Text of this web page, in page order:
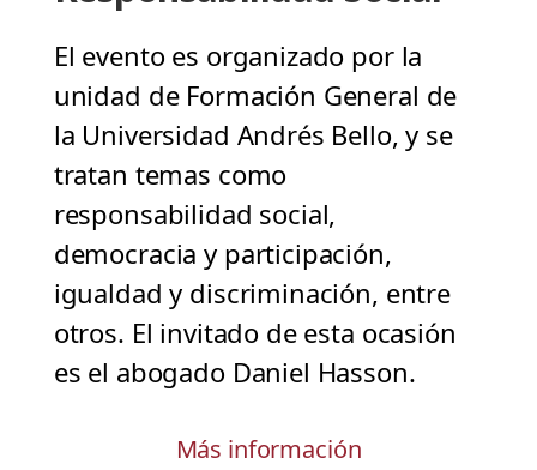
El evento es organizado por la
unidad de Formación General de
la Universidad Andrés Bello, y se
tratan temas como
responsabilidad social,
democracia y participación,
igualdad y discriminación, entre
otros. El invitado de esta ocasión
es el abogado Daniel Hasson.
Más información